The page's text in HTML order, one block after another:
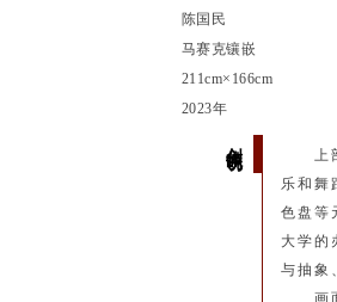
陈国民
马赛克镶嵌
211cm×166cm
2023年
上
乐和舞
色盘等
大学的
与抽象